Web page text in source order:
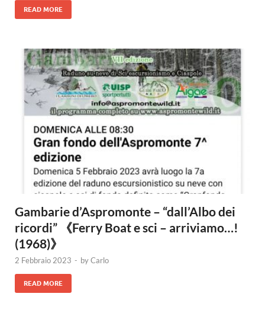
READ MORE
Gambarie d’Aspromonte – “dall’Albo dei
ricordi” 《Ferry Boat e sci – arriviamo…!
(1968)》
2 Febbraio 2023 - byCarlo
READ MORE